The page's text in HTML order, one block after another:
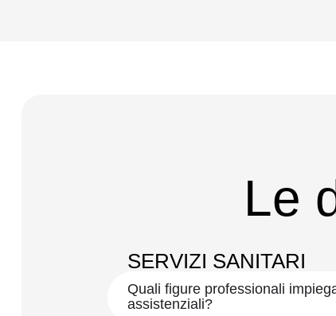
Le
SERVIZI SANITARI
Quali figure professionali
assistenziali?